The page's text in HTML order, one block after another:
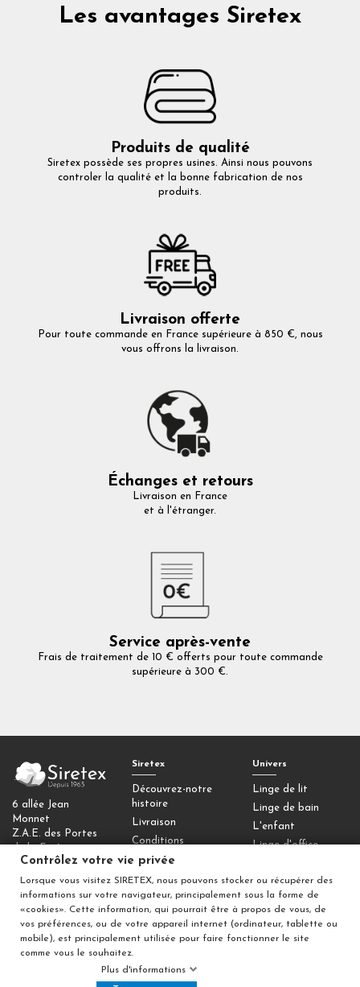
Les avantages Siretex
Produits de qualité
Siretex possède ses propres usines. Ainsi nous pouvons
controler la qualité et la bonne fabrication de nos
produits.
Livraison offerte
Pour toute commande en France supérieure à 850 €, nous
vous offrons la livraison.
Échanges et retours
Livraison en France
et à l'étranger.
Service après-vente
Frais de traitement de 10 € offerts pour toute commande
supérieure à 300 €.
6 allée Jean
Monnet
Z.A.E. des Portes
de la Forêt
77090 Collégien
Contactez-nous
Contrôlez votre
vie privée
Siretex
Découvrez-notre
histoire
Livraison
Conditions
générales de vente
Univers
Linge de lit
Linge de bain
L'enfant
Linge d'office
Déco
Contrôlez votre vie privée
Lorsque vous visitez SIRETEX, nous pouvons stocker ou récupérer des
informations sur votre navigateur, principalement sous la forme de
«cookies». Cette information, qui pourrait être à propos de vous, de
vos préférences, ou de votre appareil internet (ordinateur, tablette ou
mobile), est principalement utilisée pour faire fonctionner le site
comme vous le souhaitez.
Plus d'informations